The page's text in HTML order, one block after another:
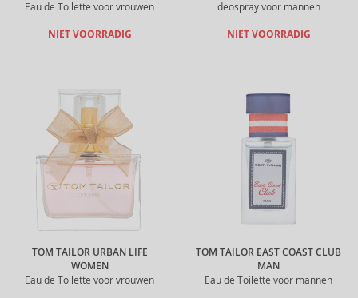
Eau de Toilette voor vrouwen
NIET VOORRADIG
deospray voor mannen
NIET VOORRADIG
TOM TAILOR URBAN LIFE
WOMEN
Eau de Toilette voor vrouwen
TOM TAILOR EAST COAST CLUB
MAN
Eau de Toilette voor mannen